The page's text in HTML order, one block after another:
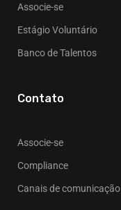
Associe-se
Estágio Voluntário
Banco de Talentos
Contato
Associe-se
Compliance
Canais de comunicação